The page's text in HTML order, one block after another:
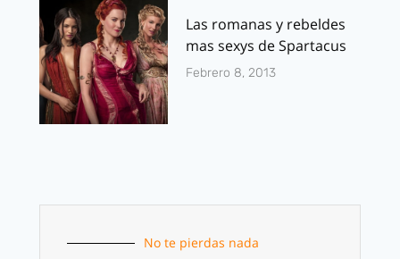
Las romanas y rebeldes
mas sexys de Spartacus
Febrero 8, 2013
No te pierdas nada